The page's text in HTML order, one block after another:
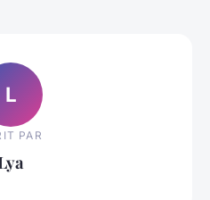
L
PAR